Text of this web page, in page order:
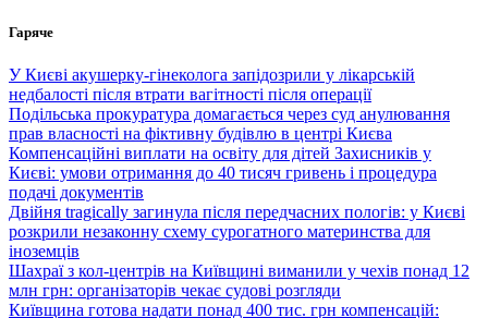
Перейти
вмісту
Гаряче
У Києві акушерку-гінеколога запідозрили у лікарській
недбалості після втрати вагітності після операції
Подільська прокуратура домагається через суд анулювання
прав власності на фіктивну будівлю в центрі Києва
Компенсаційні виплати на освіту для дітей Захисників у
Києві: умови отримання до 40 тисяч гривень і процедура
подачі документів
Двійня tragically загинула після передчасних пологів: у Києві
розкрили незаконну схему сурогатного материнства для
іноземців
Шахраї з кол-центрів на Київщині виманили у чехів понад 12
млн грн: організаторів чекає судові розгляди
Київщина готова надати понад 400 тис. грн компенсацій: